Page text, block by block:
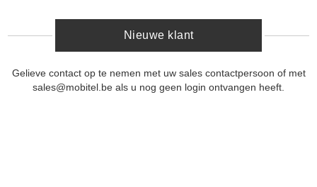
Nieuwe klant
Gelieve contact op te nemen met uw sales contactpersoon of met
sales@mobitel.be als u nog geen login ontvangen heeft.